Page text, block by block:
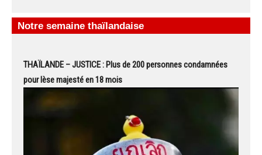
Notre semaine thaïlandaise
THAÏLANDE – JUSTICE : Plus de 200 personnes condamnées
pour lèse majesté en 18 mois